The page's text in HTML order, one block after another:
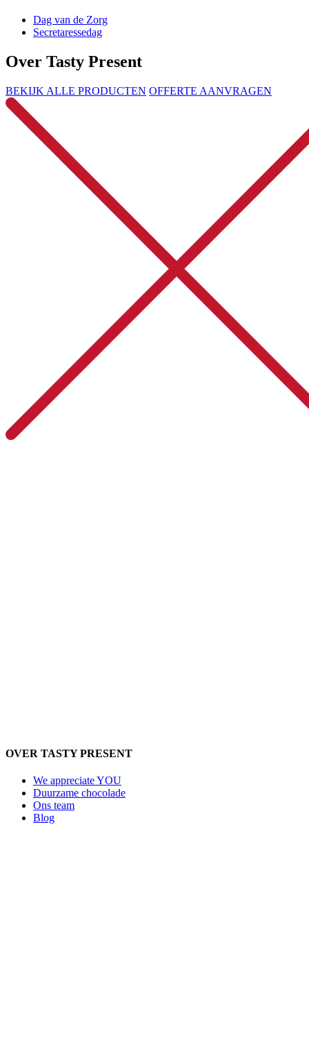
Dag van de Zorg
Secretaressedag
Over Tasty Present
BEKIJK ALLE PRODUCTEN OFFERTE AANVRAGEN
OVER TASTY PRESENT
We appreciate YOU
Duurzame chocolade
Ons team
Blog